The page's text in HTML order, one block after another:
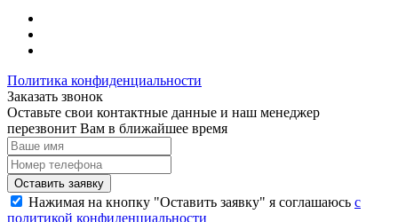
Политика конфиденциальности
Заказать звонок
Оставьте свои контактные данные и наш менеджер
перезвонит Вам в ближайшее время
Нажимая на кнопку "Оставить заявку" я соглашаюсь с
политикой конфиденциальности